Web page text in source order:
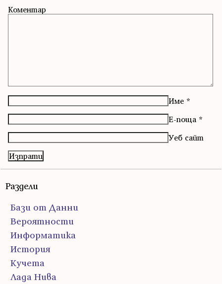
Коментар
Име *
Е-поща *
Уеб сайт
Раздели
Бази от Данни
Вероятности
Информатика
История
Кучета
Лада Нива